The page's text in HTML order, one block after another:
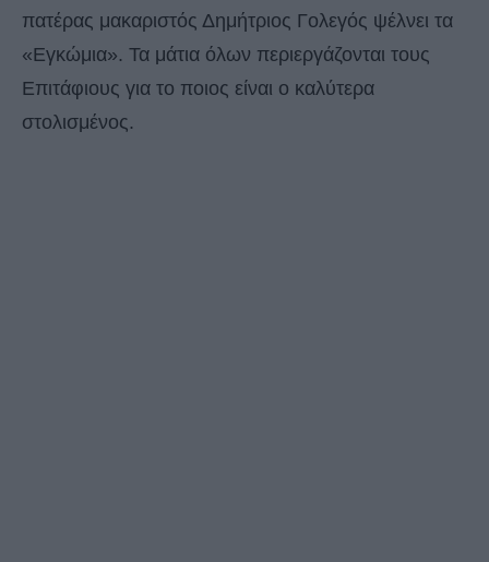
πατέρας μακαριστός Δημήτριος Γολεγός ψέλνει τα
«Εγκώμια». Τα μάτια όλων περιεργάζονται τους
Επιτάφιους για το ποιος είναι ο καλύτερα
στολισμένος.